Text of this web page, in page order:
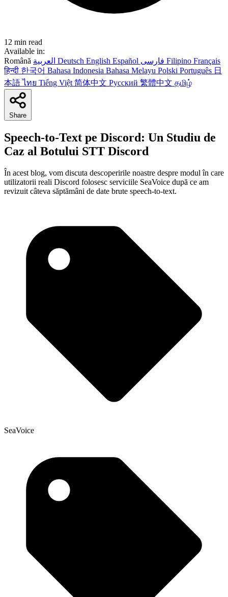
12 min read
Available in:
Română
Deutsch English Español Filipino Français
हिन्दी 한국어 Bahasa Indonesia Bahasa Melayu Polski Português 日
本語ไทย Tiếng Việt 简体中文 Русский 繁體中文 தமிழ்
Share
Speech-to-Text pe Discord: Un Studiu de
Caz al Botului STT Discord
În acest blog, vom discuta descoperirile noastre despre modul în care
utilizatorii reali Discord folosesc serviciile SeaVoice după ce am
revizuit câteva săptămâni de date brute speech-to-text.
SeaVoice